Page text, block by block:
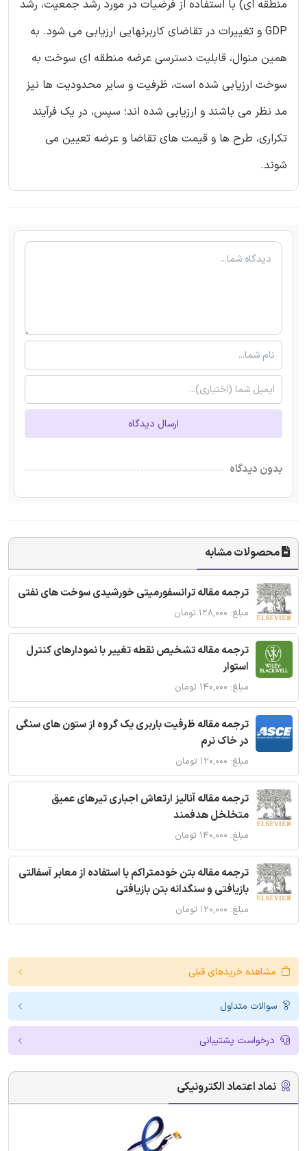
منطقه ای) با استفاده از فرضیات در مورد رشد جمعیت، رشد
GDP و تغییرات در تقاضای کاربرنهایی ارزیابی می شود. به
همین منوال، قابلیت دسترسی عرضه منطقه ای سوخت به
سوخت ارزیابی شده است، ظرفیت و سایر محدودیت ها نیز
مد نظر می باشند و ارزیابی شده اند؛ سپس، در یک فرآیند
تکراری، طرح ها و قیمت های تقاضا و عرضه تعیین می
شوند.
ارسال دیدگاه
بدون دیدگاه
محصولات مشابه
ترجمه مقاله ترانسفورمیتی خورشیدی سوخت های نفتی
مبلغ: ۱۲۸,۰۰۰ تومان
ترجمه مقاله تشخیص نقطه تغییر با نمودارهای کنترل
استوار
مبلغ: ۱۴۰,۰۰۰ تومان
ترجمه مقاله ظرفیت باربری یک گروه از ستون های سنگی
در خاک نرم
مبلغ: ۱۲۰,۰۰۰ تومان
ترجمه مقاله آنالیز ارتعاش اجباری تیرهای عمیق
متخلخل هدفمند
مبلغ: ۱۴۰,۰۰۰ تومان
ترجمه مقاله بتن خودمتراکم با استفاده از معابر آسفالتی
بازیافتی و سنگدانه بتن بازیافتی
مبلغ: ۱۲۰,۰۰۰ تومان
مشاهده خریدهای قبلی
سوالات متداول
درخواست پشتیبانی
نماد اعتماد الکترونیکی